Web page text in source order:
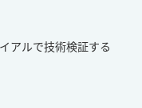
アルで技術検証する